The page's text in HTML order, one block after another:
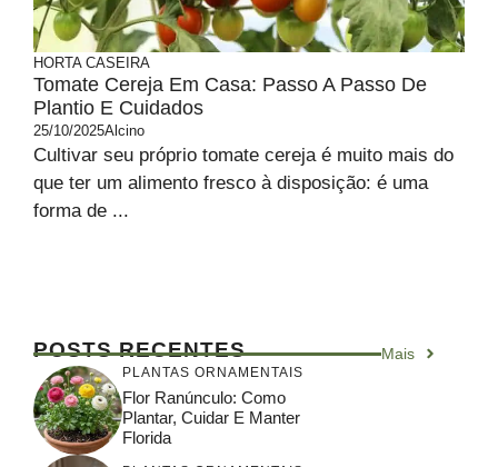
HORTA CASEIRA
Tomate Cereja Em Casa: Passo A Passo De
Plantio E Cuidados
25/10/2025Alcino
Cultivar seu próprio tomate cereja é muito mais do
que ter um alimento fresco à disposição: é uma
forma de ...
POSTS RECENTES Mais
PLANTAS ORNAMENTAIS
Flor Ranúnculo: Como
Plantar, Cuidar E Manter
Florida